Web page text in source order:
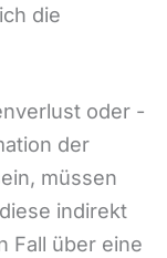
die
oder -
der
müssen
indirekt
Fall über eine